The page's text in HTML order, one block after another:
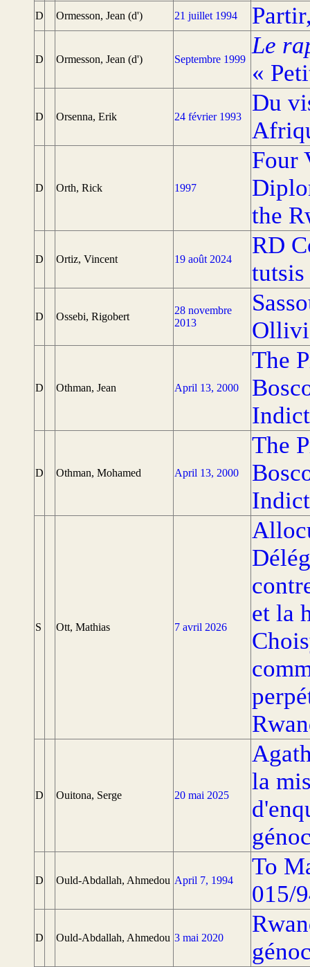
D Ormesson, Jean (d') 21 juillet 1994
D Ormesson, Jean (d') Septembre 1999
Le
«
D Orsenna, Erik 24 février 1993
Du
D Orth, Rick 1997
Four
the
D Ortiz, Vincent 19 août 2024
RD
D Ossebi, Rigobert
28 novembre
2013
D Othman, Jean April 13, 2000
The
D Othman, Mohamed April 13, 2000
The
S Ott, Mathias 7 avril 2026
et la
D Ouitona, Serge 20 mai 2025
la
D Ould-Abdallah, Ahmedou April 7, 1994
To
015/
D Ould-Abdallah, Ahmedou 3 mai 2020